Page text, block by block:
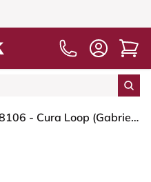
HÅG Capisco 8106 - Cura Loop (Gabriel) - Gerecycled Polyester - CLP60110 Light grey - Zilver - 265 mm (Zithoogte 53-79cm) - Zachte wielen t.b.v. harde vloeren